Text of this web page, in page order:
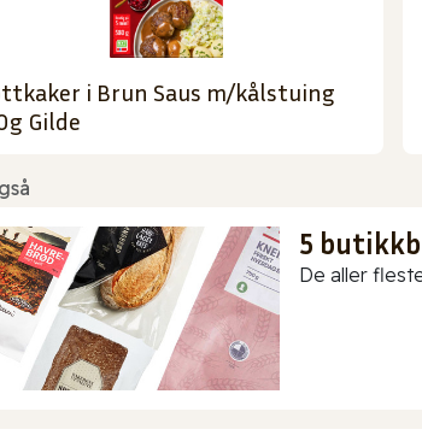
i Brun Saus m/kålstuing
Gilde
5
De aller